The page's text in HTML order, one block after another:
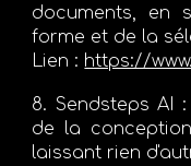
documents, en
forme et de la
Lien : https://
8. Sendsteps AI :
de la
laissant rien